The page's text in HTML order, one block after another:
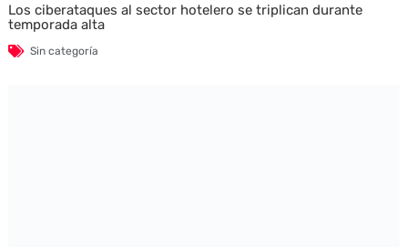
Los ciberataques al sector hotelero se triplican durante
temporada alta
Sin categoría